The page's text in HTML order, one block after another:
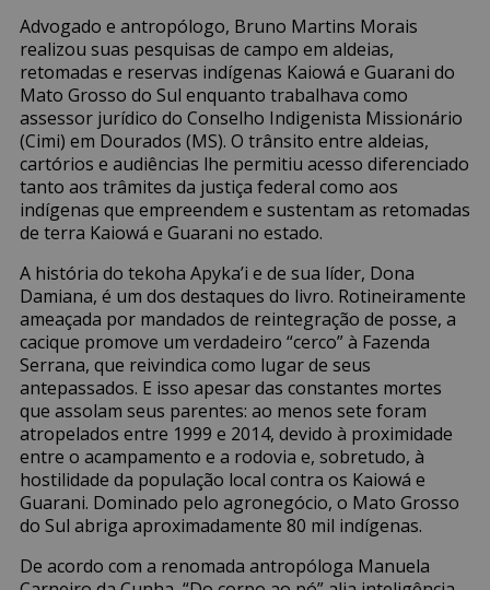
Advogado e antropólogo, Bruno Martins Morais
realizou suas pesquisas de campo em aldeias,
retomadas e reservas indígenas Kaiowá e Guarani do
Mato Grosso do Sul enquanto trabalhava como
assessor jurídico do Conselho Indigenista Missionário
(Cimi) em Dourados (MS). O trânsito entre aldeias,
cartórios e audiências lhe permitiu acesso diferenciado
tanto aos trâmites da justiça federal como aos
indígenas que empreendem e sustentam as retomadas
de terra Kaiowá e Guarani no estado.
A história do tekoha Apyka’i e de sua líder, Dona
Damiana, é um dos destaques do livro. Rotineiramente
ameaçada por mandados de reintegração de posse, a
cacique promove um verdadeiro “cerco” à Fazenda
Serrana, que reivindica como lugar de seus
antepassados. E isso apesar das constantes mortes
que assolam seus parentes: ao menos sete foram
atropelados entre 1999 e 2014, devido à proximidade
entre o acampamento e a rodovia e, sobretudo, à
hostilidade da população local contra os Kaiowá e
Guarani. Dominado pelo agronegócio, o Mato Grosso
do Sul abriga aproximadamente 80 mil indígenas.
De acordo com a renomada antropóloga Manuela